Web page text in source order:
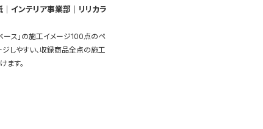
インテリア事業部｜リリカラ
ース」の施工イメージ100点のペ
ジしやすい、収録商品全点の施工
ます。